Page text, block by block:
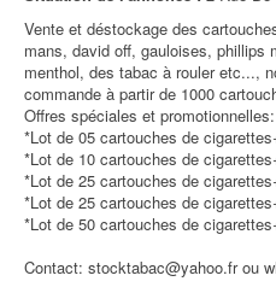
Vente et déstockage des
mans, david off, gauloises, phillips
menthol, des tabac à rouler etc...,
commande à partir de 1000
Offres spéciales et promotionnelles:
*Lot de 05 cartouches de
*Lot de 10 cartouches de
*Lot de 25 cartouches de
*Lot de 25 cartouches de
*Lot de 50 cartouches de
Contact: stocktabac@yahoo.fr ou